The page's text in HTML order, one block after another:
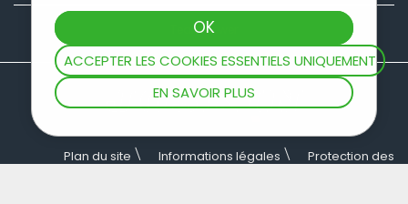
ACCEPTER LES COOKIES ESSENTIELS UNIQUEMENT
EN SAVOIR PLUS
Teamviewer
Plan du site Informations légales
Protection des